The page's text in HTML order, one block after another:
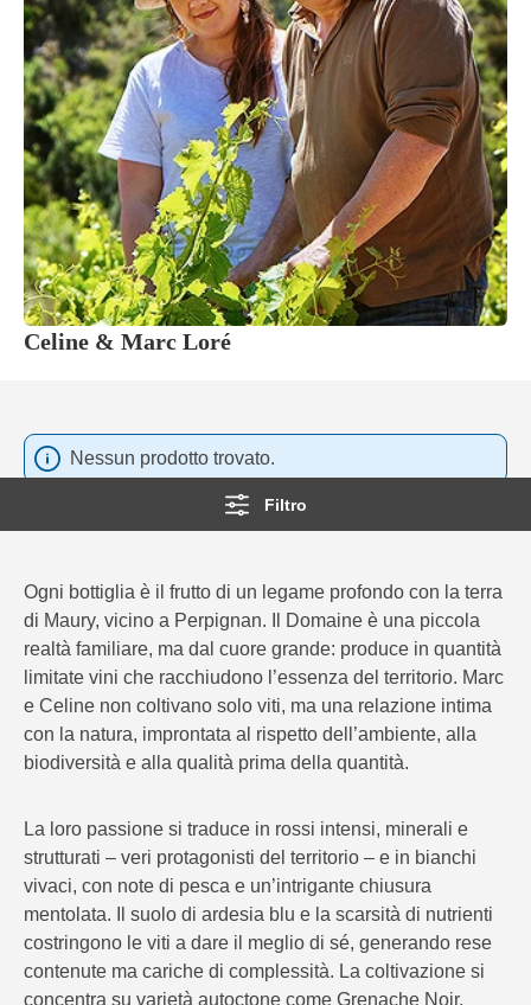
Celine & Marc Loré
Filtro
Nessun prodotto trovato.
Ogni bottiglia è il frutto di un legame profondo con la terra
di Maury, vicino a Perpignan. Il Domaine è una piccola
realtà familiare, ma dal cuore grande: produce in quantità
limitate vini che racchiudono l’essenza del territorio. Marc
e Celine non coltivano solo viti, ma una relazione intima
con la natura, improntata al rispetto dell’ambiente, alla
biodiversità e alla qualità prima della quantità.
La loro passione si traduce in rossi intensi, minerali e
strutturati – veri protagonisti del territorio – e in bianchi
vivaci, con note di pesca e un’intrigante chiusura
mentolata. Il suolo di ardesia blu e la scarsità di nutrienti
costringono le viti a dare il meglio di sé, generando rese
contenute ma cariche di complessità. La coltivazione si
concentra su varietà autoctone come Grenache Noir,